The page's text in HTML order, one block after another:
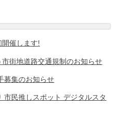
開催します!
街地道路交通規制のお知らせ
募集のお知らせ
市民推しスポット デジタルスタ